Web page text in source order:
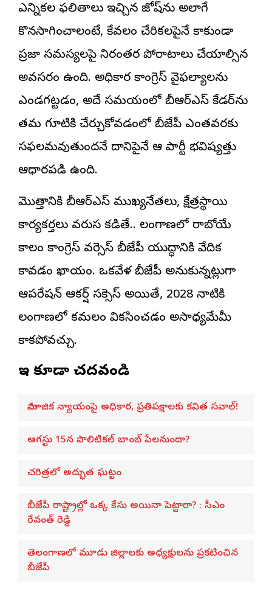
ఎన్నికల ఫలితాలు ఇచ్చిన జోష్‌ను అలాగే
కొనసాగించాలంటే, కేవలం చేరికలపైనే కాకుండా
ప్రజా సమస్యలపై నిరంతర పోరాటాలు చేయాల్సిన
అవసరం ఉంది. అధికార కాంగ్రెస్ వైఫల్యాలను
ఎండగట్టడం, అదే సమయంలో బీఆర్ఎస్ కేడర్‌ను
తమ గూటికి చేర్చుకోవడంలో బీజేపీ ఎంతవరకు
సఫలమవుతుందనే దానిపైనే ఆ పార్టీ భవిష్యత్తు
ఆధారపడి ఉంది.
మొత్తానికి బీఆర్ఎస్ ముఖ్యనేతలు, క్షేత్రస్థాయి
కార్యకర్తలు వరుస కడితే.. తెలంగాణలో రాబోయే
కాలం కాంగ్రెస్ వర్సెస్ బీజేపీ యుద్ధానికి వేదిక
కావడం ఖాయం. ఒకవేళ బీజేపీ అనుకున్నట్లుగా
ఆపరేషన్ ఆకర్ష్ సక్సెస్ అయితే, 2028 నాటికి
తెలంగాణలో కమలం వికసించడం అసాధ్యమేమీ
కాకపోవచ్చు.
ఇవి కూడా చదవండి
సామాజిక న్యాయంపై అధికార, ప్రతిపక్షాలకు కవిత సవాల్!
ఆగస్టు 15న పొలిటికల్ బాంబ్ పేలనుందా?
చరిత్రలో అద్భుత ఘట్టం
బీజేపీ రాష్ట్రాల్లో ఒక్క కేసు అయినా పెట్టారా? : సీఎం
రేవంత్ రెడ్డి
తెలంగాణలో మూడు జిల్లాలకు అధ్యక్షులను ప్రకటించిన
బీజేపీ